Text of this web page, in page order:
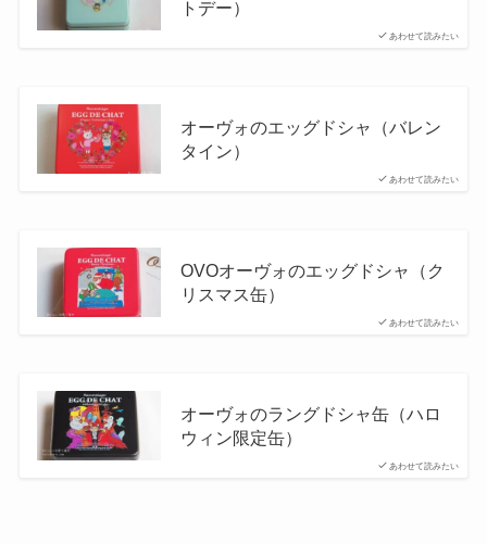
あわせて読みたい
トデー）
あわせて読みたい
オーヴォのエッグドシャ（バレン
タイン）
あわせて読みたい
OVOオーヴォのエッグドシャ（ク
リスマス缶）
あわせて読みたい
オーヴォのラングドシャ缶（ハロ
ウィン限定缶）